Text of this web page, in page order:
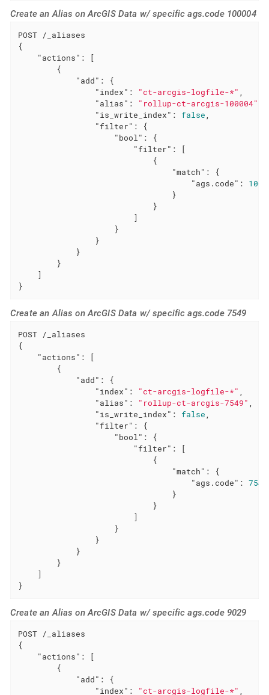
Create an Alias on ArcGIS Data w/ specific ags.code 100004
POST /_aliases
{
"actions" : [
        {
"add" : {
"index" : "ct-arcgis-logfile-*" ,
"alias" : "rollup-ct-arcgis-100004"
"is_write_index" : false,
"filter" : {
"bool" : {
"filter" : [
                            {
"match" : {
"ags.code" :
                                }
                            }
                        ]
                    }
                }
            }
        }
    ]
}
Create an Alias on ArcGIS Data w/ specific ags.code 7549
POST /_aliases
{
"actions" : [
        {
"add" : {
"index" : "ct-arcgis-logfile-*" ,
"alias" : "rollup-ct-arcgis-7549" ,
"is_write_index" : false,
"filter" : {
"bool" : {
"filter" : [
                            {
"match" : {
"ags.code" : 7549
                                }
                            }
                        ]
                    }
                }
            }
        }
    ]
}
Create an Alias on ArcGIS Data w/ specific ags.code 9029
POST /_aliases
{
"actions" : [
        {
"add" : {
"index" : "ct-arcgis-logfile-*" ,